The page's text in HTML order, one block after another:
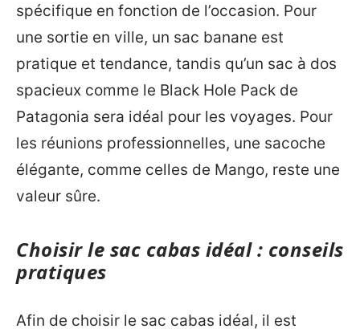
spécifique en fonction de l’occasion. Pour
une sortie en ville, un sac banane est
pratique et tendance, tandis qu’un sac à dos
spacieux comme le Black Hole Pack de
Patagonia sera idéal pour les voyages. Pour
les réunions professionnelles, une sacoche
élégante, comme celles de Mango, reste une
valeur sûre.
Choisir le sac cabas idéal : conseils
pratiques
Afin de choisir le sac cabas idéal, il est